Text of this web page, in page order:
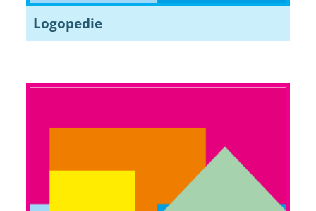
Logopedie